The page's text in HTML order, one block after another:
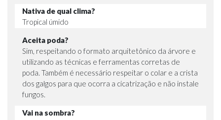
Nativa de qual clima?
Tropical úmido
Aceita poda?
Sim, respeitando o formato arquitetônico da árvore e
utilizando as técnicas e ferramentas corretas de
poda. Também é necessário respeitar o colar e a crista
dos galgos para que ocorra a cicatrização e não instale
fungos.
Vai na sombra?